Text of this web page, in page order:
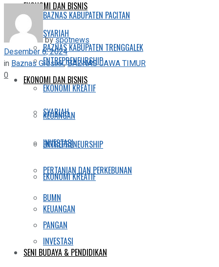
EKONOMI DAN BISNIS
SYARIAH
ENTREPRENEURSHIP
EKONOMI KREATIF
KEUANGAN
INVESTASI
PERTANIAN DAN PERKEBUNAN
BUMN
PANGAN
SENI BUDAYA & PENDIDIKAN
BAZNAS KABUPATEN PACITAN
BAZNAS KABUPATEN TRENGGALEK
EKONOMI DAN BISNIS
SYARIAH
ENTREPRENEURSHIP
EKONOMI KREATIF
KEUANGAN
INVESTASI
byspotnews
Desember 6, 2024
in Baznas Gresikk,BAZNAS JAWA TIMUR
0